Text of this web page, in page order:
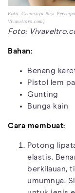
Foto: Gemasnya Bayi
Vivaveltoro.com)
Foto:
Bahan:
Benang
Pistol lem
Gunting
Bunga kain
Cara membuat:
Potong
elastis.
berkilauan,
umumnya.